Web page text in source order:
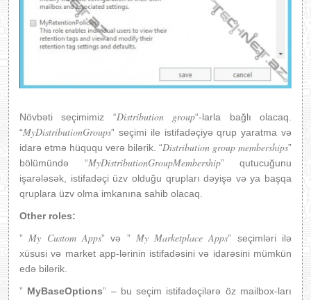
Növbəti seçimimiz “Distribution group“-larla bağlı olacaq.
“MyDistributionGroups” seçimi ile istifadəçiyə qrup yaratma və
idarə etmə hüququ verə bilərik. “Distribution group memberships”
bölümündə “MyDistributionGroupMembership” qutucuğunu
işarələsək, istifadəçi üzv olduğu qrupları dəyişə və ya başqa
qruplara üzv olma imkanına sahib olacaq.
Other roles:
”My Custom Apps” və ” My Marketplace Apps” seçimləri ilə
xüsusi və market app-lərinin istifadəsini və idarəsini mümkün
edə bilərik.
” MyBaseOptions” – bu seçim istifadəçilərə öz mailbox-ları